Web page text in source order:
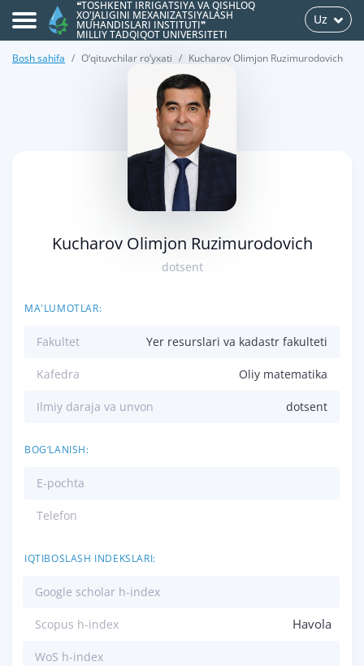
❝TOSHKENT IRRIGATSIYA VA QISHLOQ
XO'JALIGINI MEXANIZATSIYALASH
MUHANDISLARI INSTITUTI❞
MILLIY TADQIQOT UNIVERSITETI
Uz
Bosh sahifa O‘qituvchilar ro‘yxati Kucharov Olimjon Ruzimurodovich
Kucharov Olimjon Ruzimurodovich
dotsent
MA'LUMOTLAR:
Fakultet Yer resurslari va kadastr fakulteti
Kafedra Oliy matematika
Ilmiy daraja va unvon dotsent
BOG‘LANISH:
E-pochta
Telefon
IQTIBOSLASH INDEKSLARI:
Google scholar h-index
Scopus h-index Havola
WoS h-index